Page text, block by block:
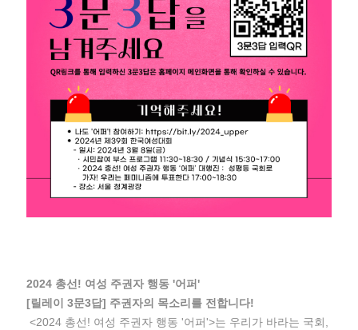
2024 총선! 여성 주권자 행동 '어퍼'
[릴레이 3문3답] 주권자의 목소리를 전합니다!
<2024 총선! 여성 주권자 행동 '어퍼'>는 우리가 바라는 국회,